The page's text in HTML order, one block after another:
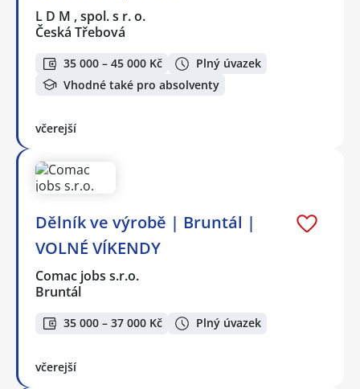
L D M , spol. s r. o.
Česká Třebová
35 000 – 45 000 Kč
Plný úvazek
Vhodné také pro absolventy
včerejší
Dělník ve výrobě | Bruntál |
VOLNÉ VÍKENDY
Comac jobs s.r.o.
Bruntál
35 000 – 37 000 Kč Plný úvazek
včerejší